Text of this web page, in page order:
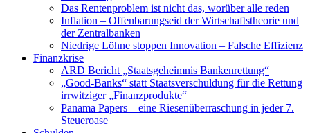
Das Rentenproblem ist nicht das, worüber alle reden
Inflation – Offenbarungseid der Wirtschaftstheorie und
der Zentralbanken
Niedrige Löhne stoppen Innovation – Falsche Effizienz
Finanzkrise
ARD Bericht „Staatsgeheimnis Bankenrettung“
„Good-Banks“ statt Staatsverschuldung für die Rettung
irrwitziger „Finanzprodukte“
Panama Papers – eine Riesenüberraschung in jeder 7.
Steueroase